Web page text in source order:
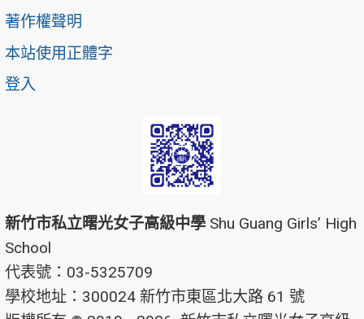
著作權聲明
本站使用正體字
登入
新竹市私立曙光女子高級中學 Shu Guang Girls’ High
School
代表號：03-5325709
學校地址：300024 新竹市東區北大路 61 號